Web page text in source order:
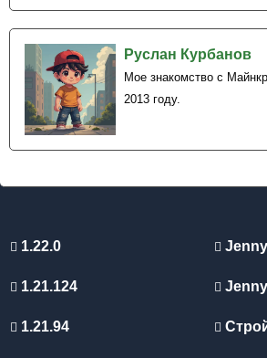
Руслан Курбанов
Мое знакомство с
2013 году.
1.22.0
1.21.124
1.21.94
Jenny